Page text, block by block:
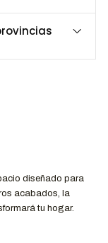
pueden variar
diseñado para
acabados, la
tu hogar.